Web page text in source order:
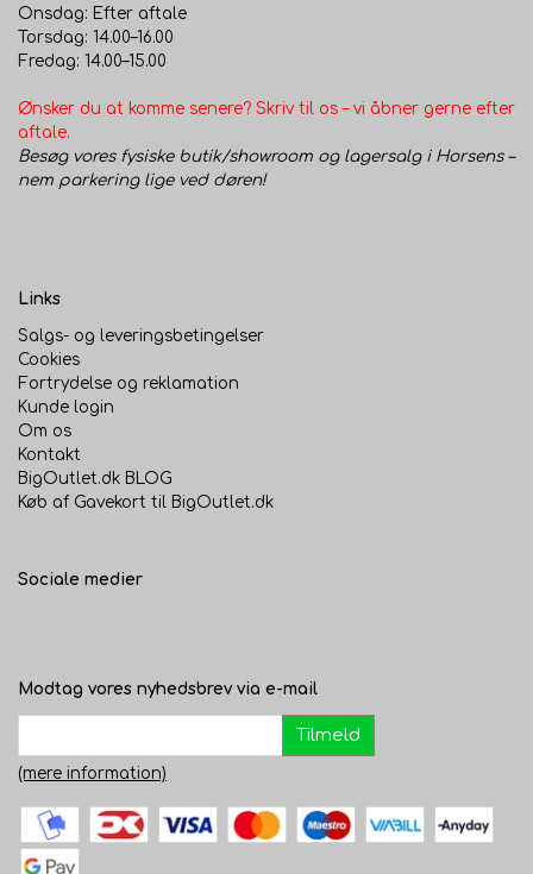
Onsdag: Efter aftale
Torsdag: 14.00–16.00
Fredag: 14.00–15.00
Ønsker du at komme senere? Skriv til os – vi åbner gerne efter
aftale.
Besøg vores fysiske butik/showroom og lagersalg i Horsens –
nem parkering lige ved døren!
Links
Salgs- og leveringsbetingelser
Cookies
Fortrydelse og reklamation
Kunde login
Om os
Kontakt
BigOutlet.dk BLOG
Køb af Gavekort til BigOutlet.dk
Sociale medier
Modtag vores nyhedsbrev via e-mail
Tilmeld
(mere information)